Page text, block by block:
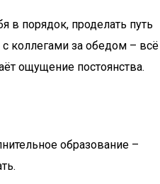
в порядок, проделать путь
коллегами за обедом – всё
ощущение постоянства.
образование –